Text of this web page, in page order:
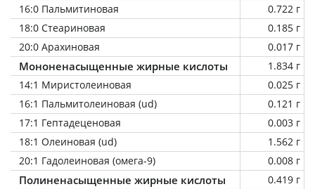
16:0 Пальмитиновая
0.722 г
18:0 Стеариновая
0.185 г
20:0 Арахиновая
0.017 г
Мононенасыщенные жирные кислоты
1.834 г
14:1 Миристолеиновая
0.025 г
16:1 Пальмитолеиновая (ud)
0.121 г
17:1 Гептадеценовая
0.003 г
18:1 Олеиновая (ud)
1.562 г
20:1 Гадолеиновая (омега-9)
0.008 г
Полиненасыщенные жирные кислоты
0.419 г